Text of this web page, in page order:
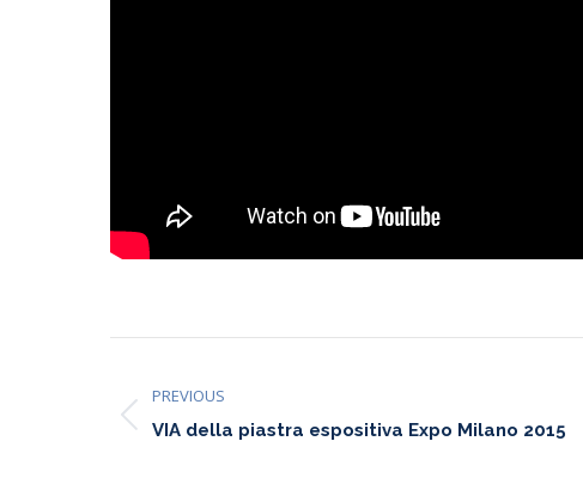
navigation
PREVIOUS
Previous
VIA della piastra espositiva Expo Milano 2015